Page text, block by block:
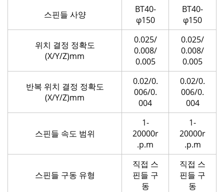
스핀들 사양
BT40-
φ150
BT40-
φ150
위치 결정 정확도
(X/Y/Z)mm
0.025/
0.008/
0.005
0.025/
0.008/
0.005
반복 위치 결정 정확도
(X/Y/Z)mm
0.02/0.
006/0.
004
0.02/0.
006/0.
004
스핀들 속도 범위
1-
20000r
.p.m
1-
20000r
.p.m
스핀들 구동 유형
직접 스
핀들 구
동
직접 스
핀들 구
동